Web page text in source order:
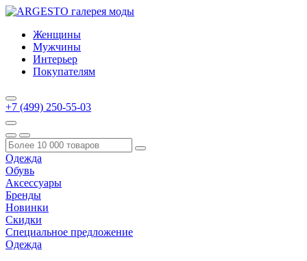
Женщины
Мужчины
Интерьер
Покупателям
+7 (499) 250-55-03
Одежда
Обувь
Аксессуары
Бренды
Новинки
Скидки
Специальное предложение
Одежда